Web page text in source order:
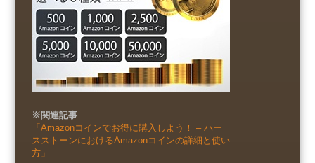
※関連記事
「Amazonコインでお得に購入しよう！ – ハー
スストーンにおけるAmazonコインの詳細と使い
方」